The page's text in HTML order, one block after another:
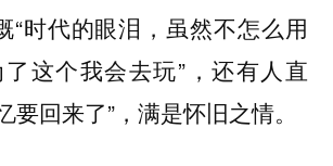
“时代的眼泪，虽然不怎么用
这个我会去玩”，还有人直
要回来了”，满是怀旧之情。